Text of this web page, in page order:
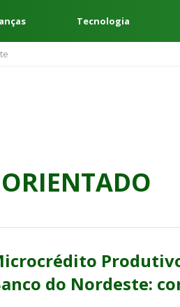
Tecnologia
do Nordeste: